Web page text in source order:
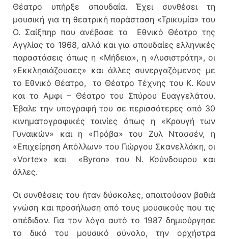
Θέατρο υπήρξε σπουδαία. Έχει συνθέσει τη
μουσική για τη θεατρική παράσταση «Τρικυμία» του
Ο. Σαίξπηρ που ανέβασε το Εθνικό Θέατρο της
Αγγλίας το 1968, αλλά και για σπουδαίες ελληνικές
παραστάσεις όπως η «Μήδεια», η «Λυσιστράτη», οι
«Εκκλησιάζουσες» και άλλες συνεργαζόμενος με
το Εθνικό Θέατρο, το Θέατρο Τέχνης του Κ. Κουν
και το Αμφι – Θέατρο του Σπύρου Ευαγγελάτου.
Έβαλε την υπογραφή του σε περισσότερες από 30
κινηματογραφικές ταινίες όπως η «Κραυγή των
Γυναικών» και η «Πρόβα» του Ζυλ Ντασσέν, η
«Επιχείρηση Απόλλων» του Γιώργου Σκανελλάκη, οι
«Vortex» και «Byron» του Ν. Κούνδουρου και
άλλες.
Οι συνθέσεις του ήταν δύσκολες, απαιτούσαν βαθιά
γνώση και προσήλωση από τους μουσικούς που τις
απέδιδαν. Για τον λόγο αυτό το 1987 δημιούργησε
το δικό του μουσικό σύνολο, την ορχήστρα